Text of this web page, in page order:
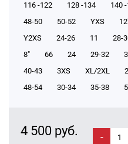
116 -122
128 -134 140
48-50
50-52 YXS
Y2XS
24-26 11 28-
8"
66 24 29-32
40-43
3XS XL/2XL
48-54
30-34 35-38
4 500 руб. -